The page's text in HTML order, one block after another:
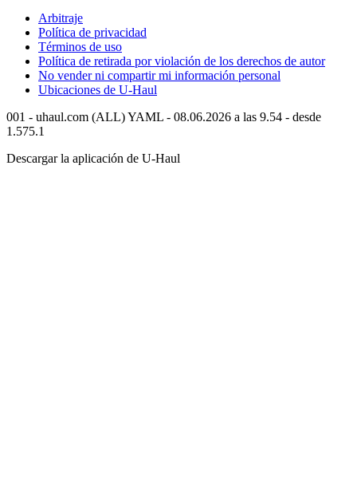
Arbitraje
Política de privacidad
Términos de uso
Política de retirada por violación de los derechos de autor
No vender ni compartir mi información personal
Ubicaciones de U-Haul
001 - uhaul.com (ALL) YAML - 08.06.2026 a las 9.54 - desde
1.575.1
Descargar la aplicación de U-Haul